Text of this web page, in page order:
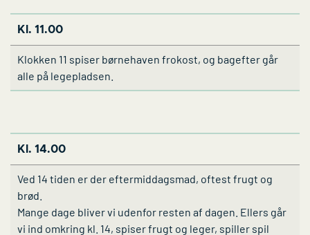
Kl. 11.00
Klokken 11 spiser børnehaven frokost, og bagefter går
alle på legepladsen.
Kl. 14.00
Ved 14 tiden er der eftermiddagsmad, oftest frugt og
brød.
Mange dage bliver vi udenfor resten af dagen. Ellers går
vi ind omkring kl. 14, spiser frugt og leger, spiller spil